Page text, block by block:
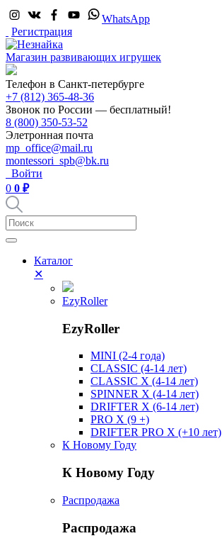
WhatsApp
Регистрация
Магазин развивающих игрушек
Телефон в Санкт-петербурге
+7 (812) 365-48-36
Звонок по России — бесплатный!
8 (800) 350-53-52
Элетронная почта
mp_office@mail.ru
montessori_spb@bk.ru
Войти
0 0 ₽
Каталог
✕
EzyRoller
EzyRoller
MINI (2-4 года)
CLASSIC (4-14 лет)
CLASSIC X (4-14 лет)
SPINNER X (4-14 лет)
DRIFTER X (6-14 лет)
PRO X (9 +)
DRIFTER PRO X (+10 лет)
К Новому Году
К Новому Году
Распродажа
Распродажа